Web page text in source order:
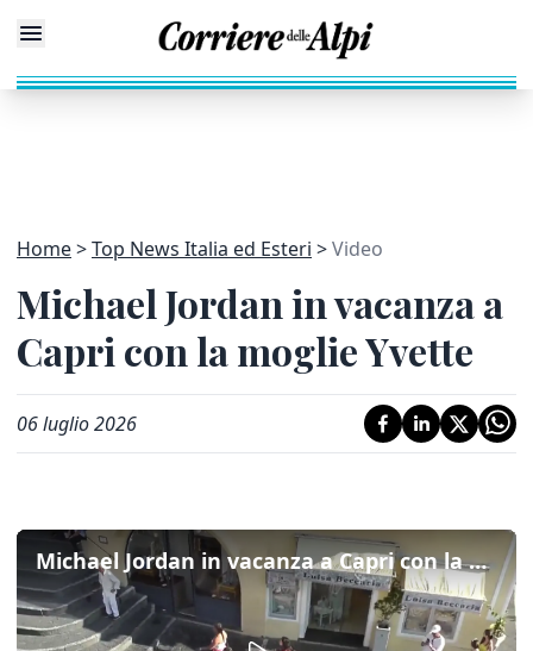
Home Top News Italia ed Esteri Video
Michael Jordan in vacanza a
Capri con la moglie Yvette
06 luglio 2026
Michael Jordan in vacanza a Capri con la moglie Yvette